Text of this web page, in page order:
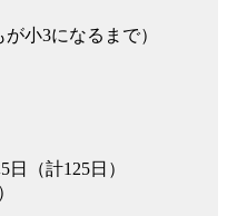
小3になるまで）
（計125日）